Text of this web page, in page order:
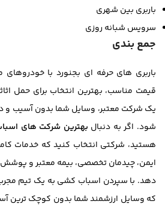
باربری بین شهری
سرویس شبانه روزی
جمع بندی
باربری های حرفه ای بجنورد با
قیمت مناسب، بهترین انتخاب برای حمل
یک شرکت معتبر، وسایل شما بدون آسیب و
شود. اگر به دنبال بهترین شرکت های
هستید، شرکتی انتخاب کنید که خدمات
ایمن، چیدمان تخصصی، بیمه معتبر و پوشش
دهد. با سپردن اسباب کشی به یک تیم
که وسایل ارزشمند شما بدون کوچک ترین